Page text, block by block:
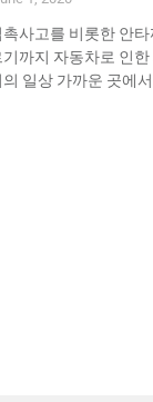
촉사고를 비롯한 안
까지 자동차로 인한
일상 가까운 곳에